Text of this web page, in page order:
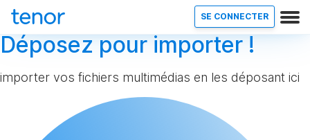
SE CONNECTER
Déposez pour importer !
importer vos fichiers multimédias en les déposant ici